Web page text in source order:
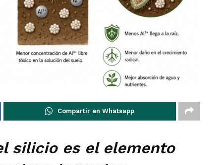
Compartir en Whatsapp
silicio es el elemento